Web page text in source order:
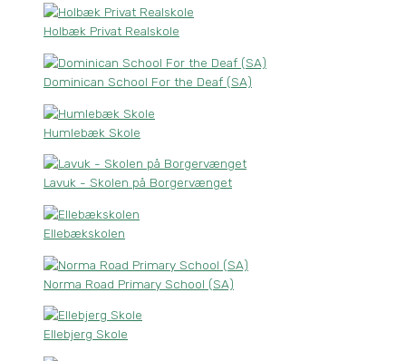
Holbæk Privat Realskole
Dominican School For the Deaf (SA)
Humlebæk Skole
Lavuk - Skolen på Borgervænget
Ellebækskolen
Norma Road Primary School (SA)
Ellebjerg Skole